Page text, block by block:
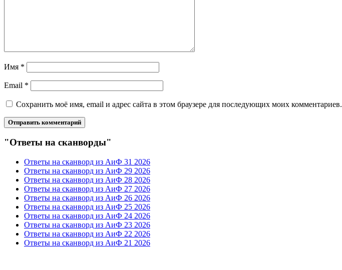
Имя *
Email *
Сохранить моё имя, email и адрес сайта в этом браузере для последующих моих комментариев.
"Ответы на сканворды"
Ответы на сканворд из АиФ 31 2026
Ответы на сканворд из АиФ 29 2026
Ответы на сканворд из АиФ 28 2026
Ответы на сканворд из АиФ 27 2026
Ответы на сканворд из АиФ 26 2026
Ответы на сканворд из АиФ 25 2026
Ответы на сканворд из АиФ 24 2026
Ответы на сканворд из АиФ 23 2026
Ответы на сканворд из АиФ 22 2026
Ответы на сканворд из АиФ 21 2026